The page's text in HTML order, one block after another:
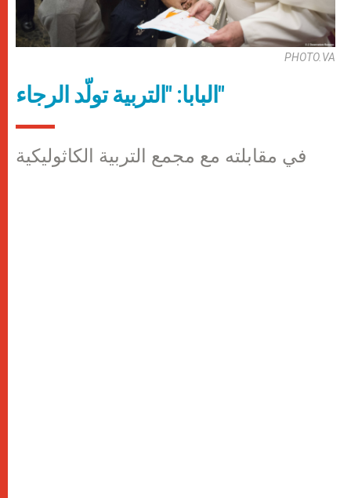
PHOTO.VA
البابا: "التربية تولّد الرجاء"
في مقابلته مع مجمع التربية الكاثوليكية